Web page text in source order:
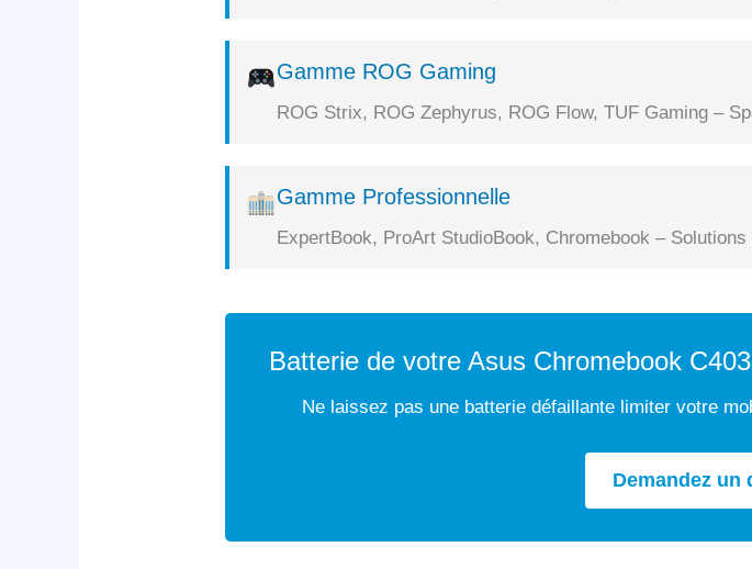
Gamme ROG Gaming
ROG Strix, ROG Zephyrus, ROG Flow, TUF Gaming –
Gamme Professionnelle
ExpertBook, ProArt StudioBook, Chromebook –
Batterie de votre Asus Chromebook
Ne laissez pas une batterie défaillante limiter votre
Demandez un